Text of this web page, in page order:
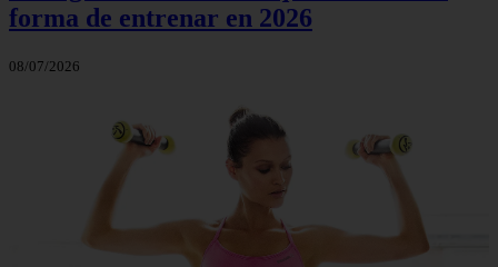
forma de entrenar en 2026
08/07/2026